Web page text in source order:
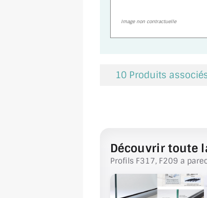
Image non contractuelle
10 Produits
Découvrir toute
Profils F317, F209 a